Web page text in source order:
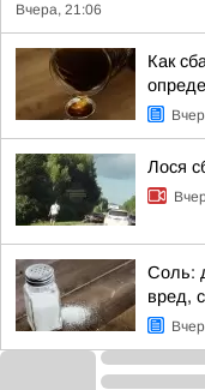
Вчера, 21:06
Как
Лося
Соль:
вред,